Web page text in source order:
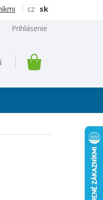
cz sk
Prihlásenie
NÁKUPNÝ